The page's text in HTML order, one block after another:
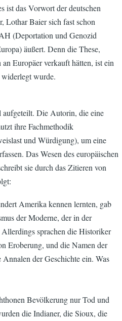
ist das Vorwort der deutschen
Lothar Baier sich fast schon
(Deportation und Genozid
äußert. Denn die These,
Europäer verkauft hätten, ist ein
wurde.
Die Autorin, die eine
ihre Fachmethodik
und Würdigung), um eine
Das Wesen des europäischen
sie durch das Zitieren von
Amerika kennen lernten, gab
der Moderne, der in der
sprachen die Historiker
Eroberung, und die Namen der
der Geschichte ein. Was
Bevölkerung nur Tod und
die Indianer, die Sioux, die